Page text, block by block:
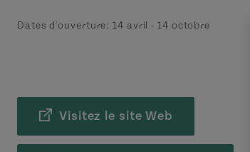
Dates d'ouverture:14 avril -14 octobre
Visitez le site Web